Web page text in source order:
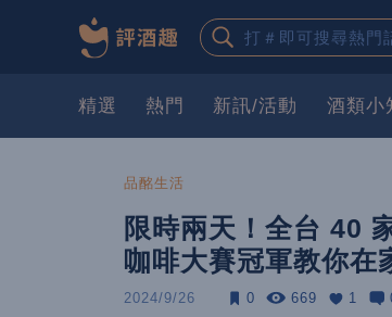
精選 熱門 新訊/活動 酒類小
品酩生活
限時兩天！全台 40
咖啡大賽冠軍教你在
2024/9/26 0 669 1